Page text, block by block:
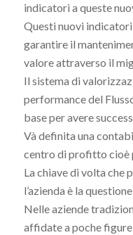
indicatori a queste
Questi nuovi
garantire il
valore attraverso il
Il sistema di
performance del
base per avere
Và definita una
centro di profitto cioè
La chiave di volta che
l’azienda è la
Nelle aziende
affidate a poche